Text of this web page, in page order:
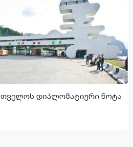
დიპლომატიური ნოტა